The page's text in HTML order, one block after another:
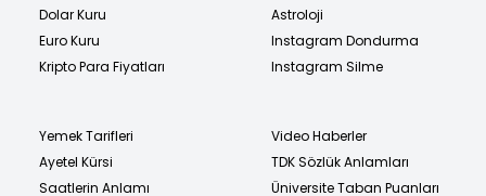
Dolar Kuru
Euro Kuru
Kripto Para Fiyatları
Astroloji
Instagram Dondurma
Instagram Silme
Yemek Tarifleri
Ayetel Kürsi
Saatlerin Anlamı
Video Haberler
TDK Sözlük Anlamları
Üniversite Taban Puanları